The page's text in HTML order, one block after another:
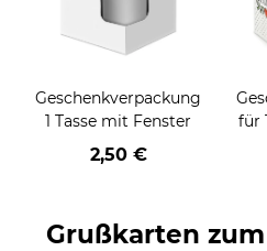
Geschenkverpackung
1 Tasse mit Fenster
2,50 €
für
Grußkarten